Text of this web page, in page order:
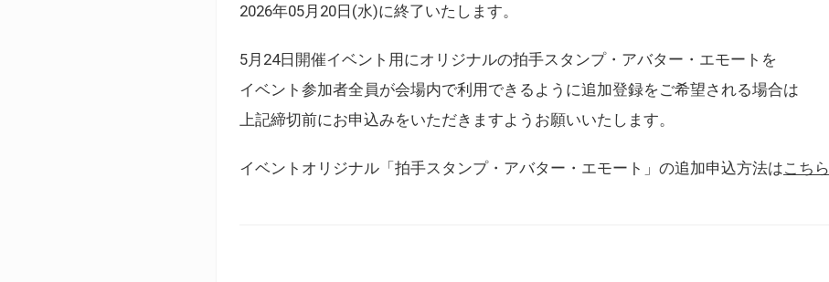
2026年05月20日(水)に終了いたします。
5月24日開催イベント用にオリジナルの拍手スタンプ・アバター・エモートを
イベント参加者全員が会場内で利用できるように追加登録をご希望される場合は
上記締切前にお申込みをいただきますようお願いいたします。
イベントオリジナル「拍手スタンプ・アバター・エモート」の追加申込方法はこちら